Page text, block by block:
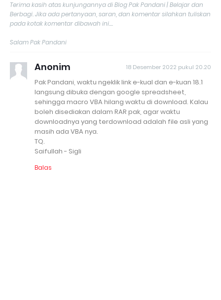
Terima kasih atas kunjungannya di Blog Pak Pandani | Belajar dan
Berbagi. Jika ada pertanyaan, saran, dan komentar silahkan tuliskan
pada kotak komentar dibawah ini....
Salam Pak Pandani
Anonim 18 Desember 2022 pukul 20.20
Pak Pandani, waktu ngeklik link e-kual dan e-kuan 18.1
langsung dibuka dengan google spreadsheet,
sehingga macro VBA hilang waktu di download. Kalau
boleh disediakan dalam RAR pak, agar waktu
downloadnya yang terdownload adalah file asli yang
masih ada VBA nya.
TQ.
Saifullah - Sigli
Balas